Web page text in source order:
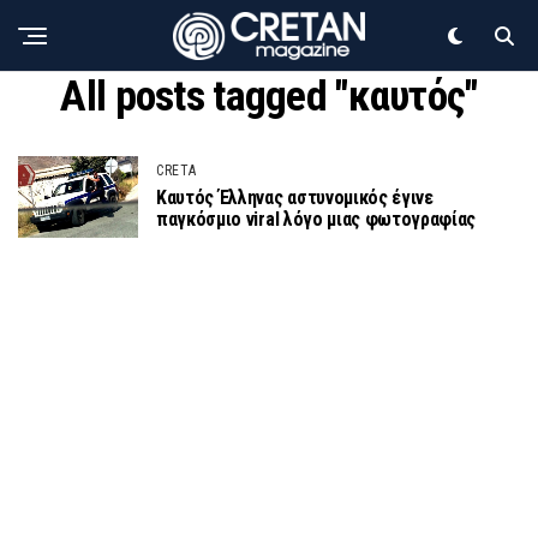
All posts tagged "καυτός"
CRETA
Καυτός Έλληνας αστυνομικός έγινε
παγκόσμιο viral λόγο μιας φωτογραφίας